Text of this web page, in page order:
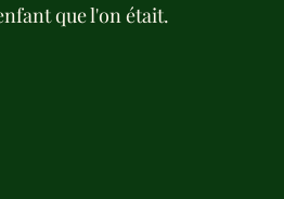
que l'on était.